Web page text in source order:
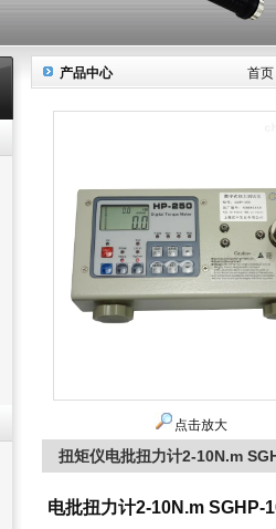
首页
产品中心
点击放大
扭矩仪电批扭力计2-10N.m
电批扭力计2-10N.m SGHP-